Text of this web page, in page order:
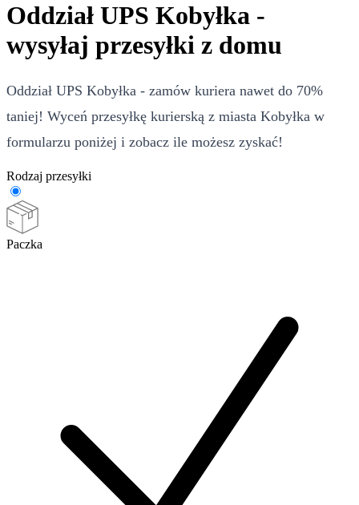
Oddział UPS Kobyłka -
wysyłaj przesyłki z domu
Oddział UPS Kobyłka - zamów kuriera nawet do 70%
taniej! Wyceń przesyłkę kurierską z miasta Kobyłka w
formularzu poniżej i zobacz ile możesz zyskać!
Rodzaj przesyłki
Paczka